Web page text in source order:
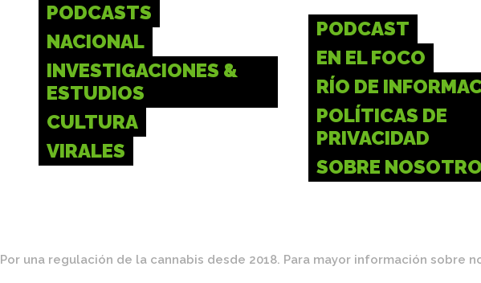
PODCASTS
NACIONAL
INVESTIGACIONES &
ESTUDIOS
CULTURA
VIRALES
PODCAST
EN EL FOCO
RÍO DE
POLÍTICAS DE
PRIVACIDAD
SOBRE
Por una regulación de la cannabis desde 2018. Para mayor información sobre